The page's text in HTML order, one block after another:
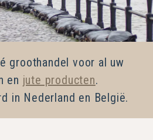
groothandel voor al uw
en jute producten.
in Nederland en België.